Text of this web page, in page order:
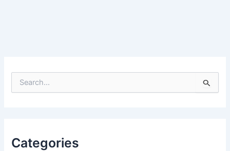
e
fCategories